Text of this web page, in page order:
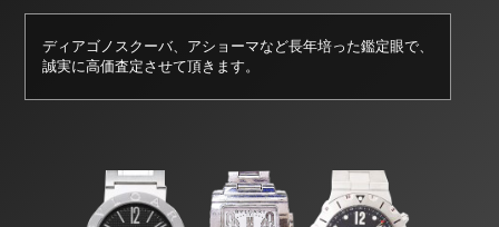
ディアゴノスクーバ、アショーマなど長年培った鑑定眼で、
誠実に高価査定させて頂きます。